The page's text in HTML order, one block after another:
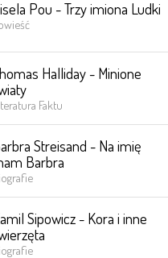
Pou - Trzy imiona Ludki
Halliday - Minione
Faktu
Streisand - Na imię
Barbra
Sipowicz - Kora i inne